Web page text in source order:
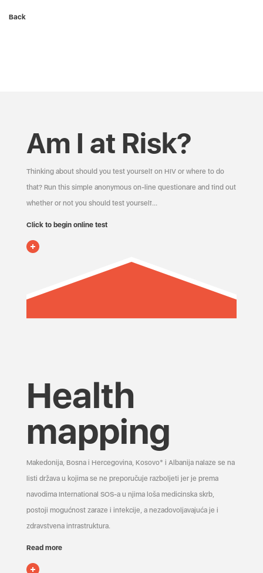
Back
Am I at Risk?
Thinking about should you test yourself on HIV or where to do
that? Run this simple anonymous on-line questionare and find out
whether or not you should test yourself…
Click to begin online test
Health
mapping
Makedonija, Bosna i Hercegovina, Kosovo* i Albanija nalaze se na
listi država u kojima se ne preporučuje razboljeti jer je prema
navodima International SOS-a u njima loša medicinska skrb,
postoji mogućnost zaraze i infekcije, a nezadovoljavajuća je i
zdravstvena infrastruktura.
Read more